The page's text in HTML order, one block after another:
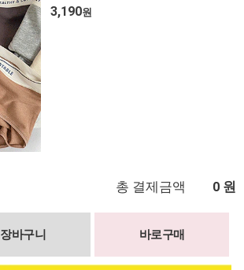
3,190원
총 결제금액 0 원
장바구니 바로구매